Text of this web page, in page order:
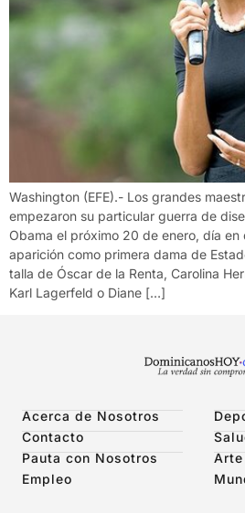
Washington (EFE).- Los grandes
empezaron su particular guerra de
Obama el próximo 20 de enero, día en
aparición como primera dama de
talla de Óscar de la Renta, Carolina
Karl Lagerfeld o Diane […]
Acerca de Nosotros
Contacto
Pauta con Nosotros
Empleo